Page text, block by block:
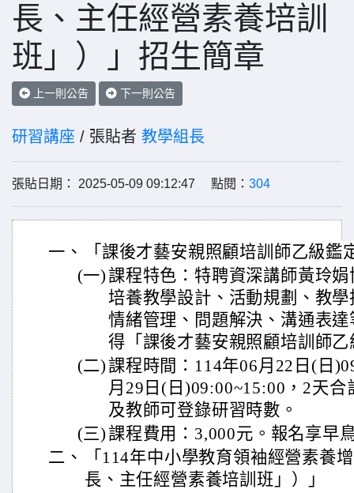
長、主任經營素養培訓
班」）」招生簡章
上一則公告 下一則公告
研習講座 / 張貼者 教學組長
張貼日期： 2025-05-09 09:12:47 點閱： 304
一、
「課後才藝安親照顧培訓師乙級鑑
(一)課程特色：特聘資深講師黃玲
培養教學設計、活動規劃、教
情緒管理、問題解決、溝通表
得「課後才藝安親照顧培訓師
(二)課程時間：114年06月22日(日
月29日(日)09:00~15:00，2天
及教師可登錄研習時數。
(三)課程費用：3,000元。報名享早
二、
「114年中小學教育領袖經營素養
長、主任經營素養培訓班」）」